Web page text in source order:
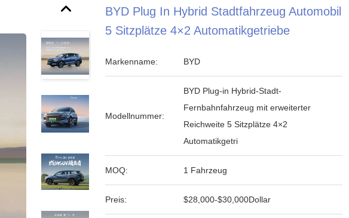
BYD Plug In Hybrid Stadtfahrzeug Automobil
5 Sitzplätze 4×2 Automatikgetriebe
Markenname: BYD
Modellnummer:
BYD Plug-in Hybrid-Stadt-
Fernbahnfahrzeug mit erweiterter
Reichweite 5 Sitzplätze 4×2
Automatikgetri
MOQ: 1 Fahrzeug
Preis: $28,000-$30,000Dollar